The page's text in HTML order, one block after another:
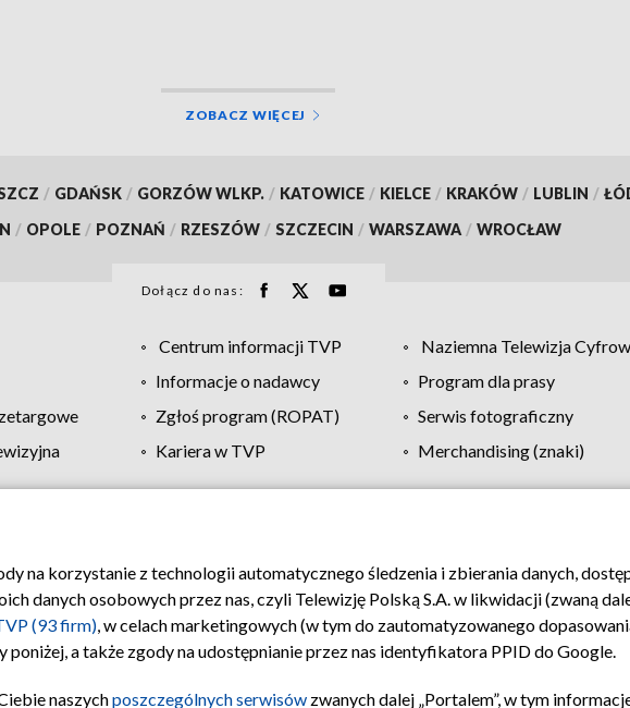
ZOBACZ WIĘCEJ
/ GDAŃSK / GORZÓW WLKP. / KATOWICE / KIELCE / KRAKÓW / LUBLIN /
/ OPOLE / POZNAŃ / RZESZÓW / SZCZECIN / WARSZAWA / WROCŁAW
Dołącz do nas:
Centrum informacji TVP Naziemna Telewizja
Informacje o nadawcy
Program dla prasy
Zgłoś program (ROPAT)
Serwis fotograficzny
Kariera w TVP
Merchandising (znaki)
Polityka prywatności Moje zgody Pomoc Biuro reklamy Kontakt
na korzystanie z technologii automatycznego śledzenia i zbierania danych,
danych osobowych przez nas, czyli Telewizję Polską S.A. w likwidacji (zwaną
(93 firm), w celach marketingowych (w tym do zautomatyzowanego
a także zgody na udostępnianie przez nas identyfikatora PPID do Google.
naszychposzczególnych serwisów zwanych dalej „Portalem”, w tym